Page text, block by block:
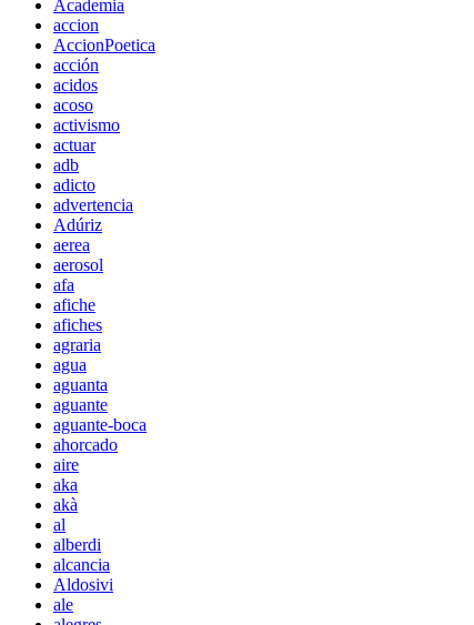
Academia
accion
AccionPoetica
acción
acidos
acoso
activismo
actuar
adb
adicto
advertencia
Adúriz
aerea
aerosol
afa
afiche
afiches
agraria
agua
aguanta
aguante
aguante-boca
ahorcado
aire
aka
akà
al
alberdi
alcancia
Aldosivi
ale